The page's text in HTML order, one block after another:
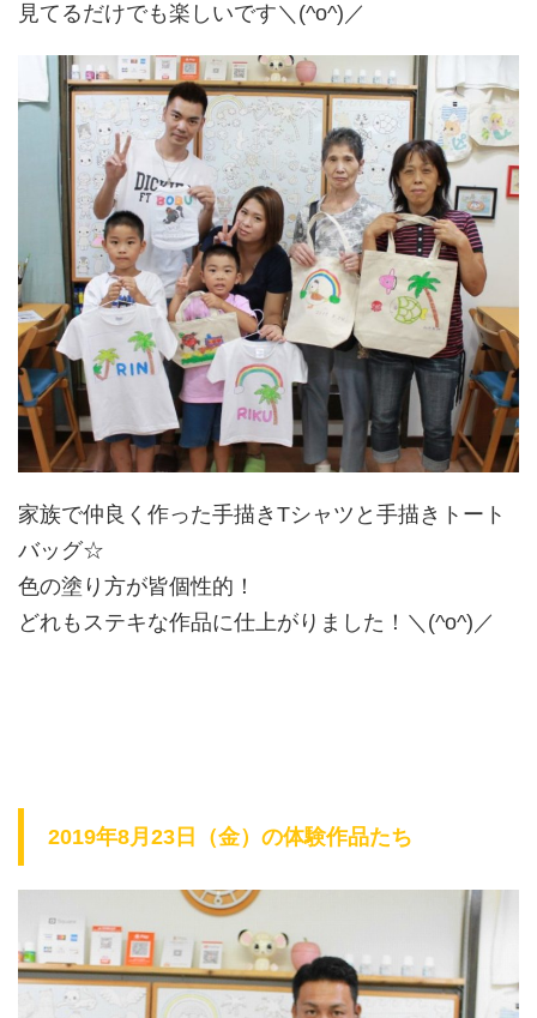
見てるだけでも楽しいです＼(^o^)／
家族で仲良く作った手描きTシャツと手描きトート
バッグ☆
色の塗り方が皆個性的！
どれもステキな作品に仕上がりました！＼(^o^)／
2019年8月23日（金）の体験作品たち